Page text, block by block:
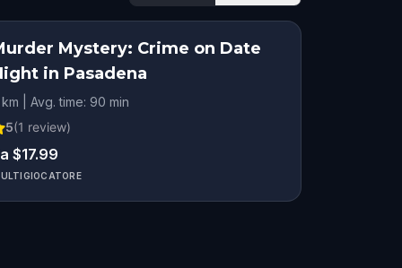
Mystery: Crime on Date
in Pasadena
km | Avg. time: 90 min
5(1 review)
$17.99